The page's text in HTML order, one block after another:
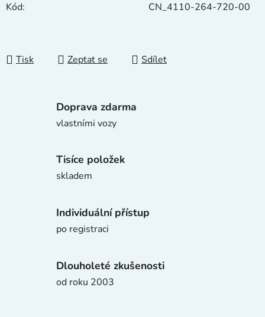
Kód:
CN_4110-264-720-00
Tisk Zeptat se Sdílet
Doprava zdarma
vlastními vozy
Tisíce položek
skladem
Individuální přístup
po registraci
Dlouholeté zkušenosti
od roku 2003